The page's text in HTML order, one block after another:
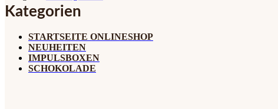
Kategorien
STARTSEITE ONLINESHOP
NEUHEITEN
IMPULSBOXEN
SCHOKOLADE